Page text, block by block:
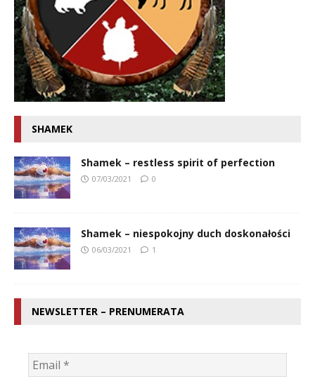
SHAMEK
Shamek – restless spirit of perfection
07/03/2021 0
Shamek – niespokojny duch doskonałości
06/03/2021 1
NEWSLETTER – PRENUMERATA